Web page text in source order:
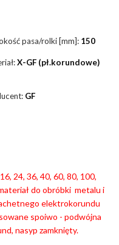
pasa/rolki [mm]: 150
X-GF (pł.korundowe)
GF
24, 36, 40, 60, 80, 100,
do obróbki metalu i
elektrokorundu
spoiwo - podwójna
nasyp zamknięty.